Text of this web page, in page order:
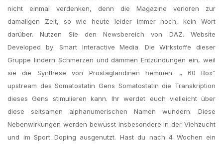
nicht einmal verdenken, denn die Magazine verloren zur
damaligen Zeit, so wie heute leider immer noch, kein Wort
darüber. Nutzen Sie den Newsbereich von DAZ. Website
Developed by: Smart Interactive Media. Die Wirkstoffe dieser
Gruppe lindern Schmerzen und dämmen Entzündungen ein, weil
sie die Synthese von Prostaglandinen hemmen. „ 60 Box”
upstream des Somatostatin Gens Somatostatin die Transkription
dieses Gens stimulieren kann. Ihr werdet euch vielleicht über
diese seltsamen alphanumerischen Namen wundern. Diese
Nebenwirkungen werden bewusst insbesondere in der Viehzucht
und im Sport Doping ausgenutzt. Hast du nach 4 Wochen ein